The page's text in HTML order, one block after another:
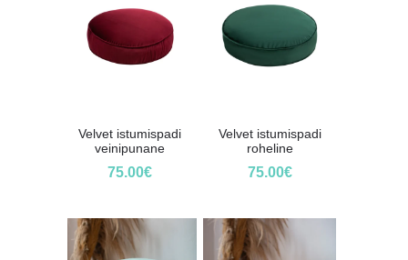
Velvet istumispadi
veinipunane
75.00€
Velvet istumispadi
roheline
75.00€